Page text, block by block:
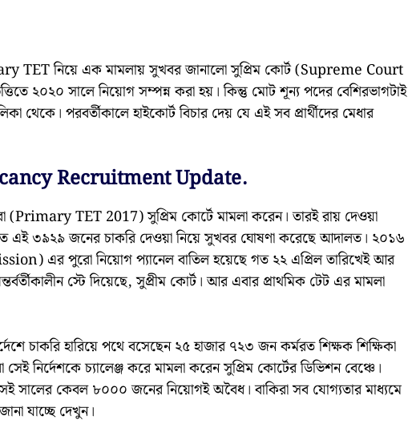
TET নিয়ে এক মামলায় সুখবর জানালো সুপ্রিম কোর্ট (Supreme Court
২০২০ সালে নিয়োগ সম্পন্ন করা হয়। কিন্তু মোট শূন্য পদের বেশিরভাগটাই
পরবর্তীকালে হাইকোর্ট বিচার দেয় যে এই সব প্রার্থীদের মেধার
Recruitment Update.
(Primary TET 2017) সুপ্রিম কোর্টে মামলা করেন। তারই রায় দেওয়া
এই ৩৯২৯ জনের চাকরি দেওয়া নিয়ে সুখবর ঘোষণা করেছে আদালত। ২০১৬
এর পুরো নিয়োগ প্যানেল বাতিল হয়েছে গত ২২ এপ্রিল তারিখেই আর
স্টে দিয়েছে, সুপ্রীম কোর্ট। আর এবার প্রাথমিক টেট এর মামলা
চাকরি হারিয়ে পথে বসেছেন ২৫ হাজার ৭২৩ জন কর্মরত শিক্ষক শিক্ষিকা
নির্দেশকে চ্যালেঞ্জ করে মামলা করেন সুপ্রিম কোর্টের ডিভিশন বেঞ্চে।
সালের কেবল ৮০০০ জনের নিয়োগই অবৈধ। বাকিরা সব যোগ্যতার মাধ্যমে
যাচ্ছে দেখুন।